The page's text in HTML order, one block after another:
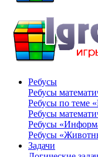
Ребусы
Ребусы
Ребусы по теме
Ребусы
Ребусы
Ребусы
Задачи